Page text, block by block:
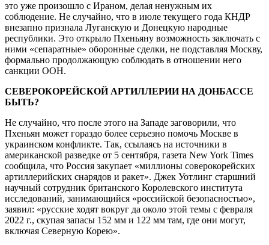
это уже произошло с Ираном, делая ненужным их
соблюдение. Не случайно, что в июле текущего года КНДР
внезапно признала Луганскую и Донецкую народные
республики. Это открыло Пхеньяну возможность заключать с
ними «сепаратные» оборонные сделки, не подставляя Москву,
формально продолжающую соблюдать в отношении него
санкции ООН.
СЕВЕРОКОРЕЙСКОЙ АРТИЛЛЕРИИ НА ДОНБАССЕ
БЫТЬ?
Не случайно, что после этого на Западе заговорили, что
Пхеньян может гораздо более серьезно помочь Москве в
украинском конфликте. Так, ссылаясь на источники в
американской разведке от 5 сентября, газета New York Times
сообщила, что Россия закупает «миллионы соверокорейских
артиллерийских снарядов и ракет». Джек Уотлинг старшний
научный сотрудник британского Королевского института
исследований, занимающийся «российской безопасностью»,
заявил: «русские ходят вокруг да около этой темы с февраля
2022 г., скупая запасы 152 мм и 122 мм там, где они могут,
включая Северную Корею».